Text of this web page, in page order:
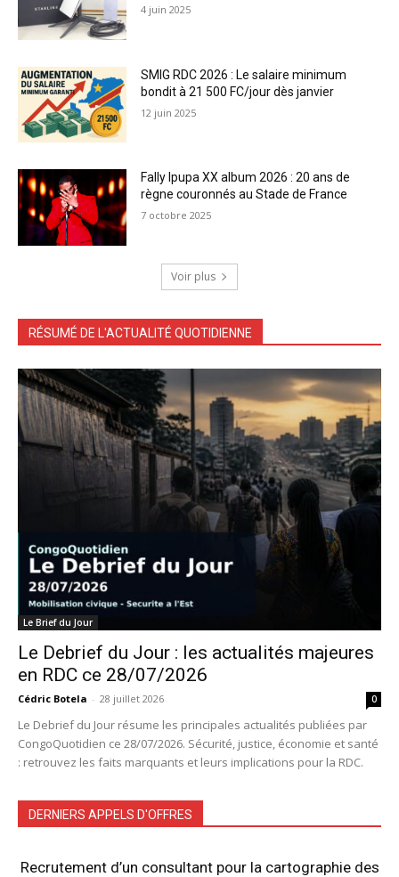
4 juin 2025
SMIG RDC 2026 : Le salaire minimum
bondit à 21 500 FC/jour dès janvier
12 juin 2025
Fally Ipupa XX album 2026 : 20 ans de
règne couronnés au Stade de France
7 octobre 2025
Voir plus
RÉSUMÉ DE L'ACTUALITÉ QUOTIDIENNE
Le Brief du Jour
Le Debrief du Jour : les actualités majeures
en RDC ce 28/07/2026
Cédric Botela - 28 juillet 2026 0
Le Debrief du Jour résume les principales actualités publiées par
CongoQuotidien ce 28/07/2026. Sécurité, justice, économie et santé
: retrouvez les faits marquants et leurs implications pour la RDC.
DERNIERS APPELS D'OFFRES
Recrutement d’un consultant pour la cartographie des